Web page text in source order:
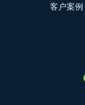
客户案例